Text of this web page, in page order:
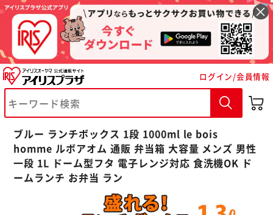
ログイン/会員情報
ブルー ランチボックス 1段 1000ml le bois
homme ルボアオム 通販 弁当箱 大容量 メンズ 男性
一段 1L ドーム型フタ 電子レンジ対応 食洗機OK ド
ームランチ お弁当 ラン
※ご確認ください
カートに入れる 購入手続きへ